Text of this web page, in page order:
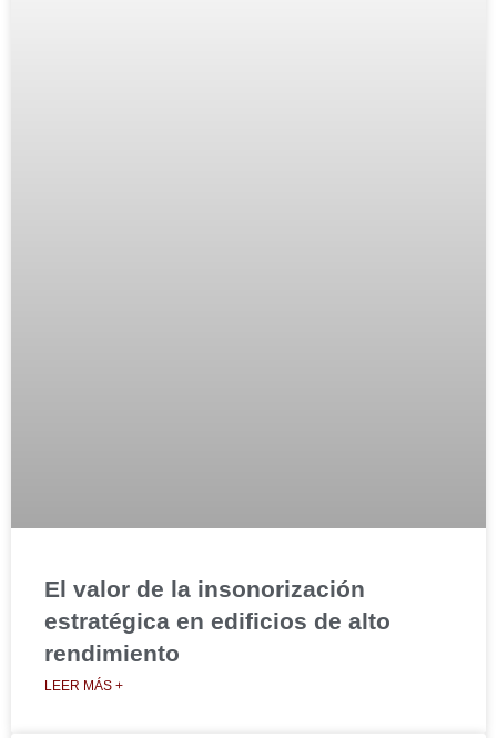
El valor de la insonorización
estratégica en edificios de alto
rendimiento
LEER MÁS +